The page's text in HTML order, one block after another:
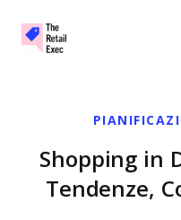
Shopping in
Tendenze,